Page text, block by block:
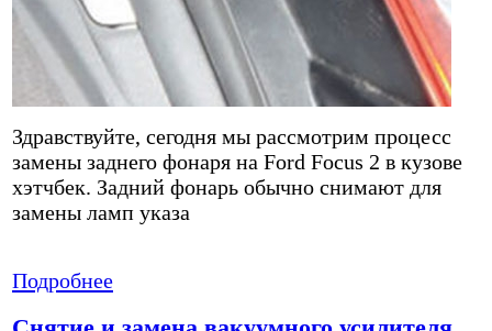
Здравствуйте, сегодня мы рассмотрим процесс
замены заднего фонаря на Ford Focus 2 в кузове
хэтчбек. Задний фонарь обычно снимают для
замены ламп указа
Подробнее